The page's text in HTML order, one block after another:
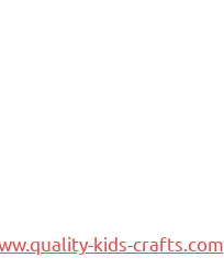
kids-crafts.com